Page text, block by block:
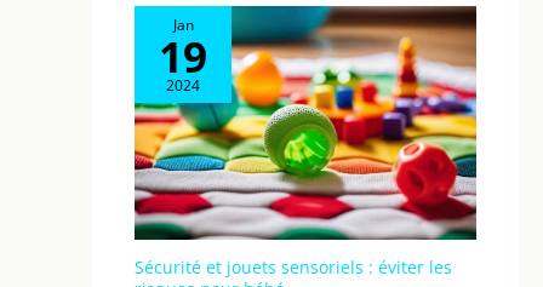
d'utilisation. Nous
vous
recommandons
d'activer le mode
veille avec la
fonction VOX pour
maximiser la
durée de vie de la
batterie
Installation facile
et utilisation
Jan
19
2024
Sécurité et jouets sensoriels : éviter les